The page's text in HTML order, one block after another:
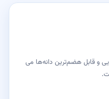
و قابل هضم‌ترین دانه‌ها می